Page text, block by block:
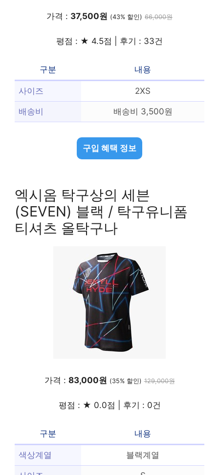
가격 : 37,500원 (43% 할인) 66,000원
평점 : ★ 4.5점 | 후기 : 33건
구분 내용
사이즈 2XS
배송비 배송비 3,500원
구입 혜택 정보
엑시옴 탁구상의 세븐
(SEVEN) 블랙 / 탁구유니폼
티셔츠 올탁구나
가격 : 83,000원 (35% 할인) 129,000원
평점 : ★ 0.0점 | 후기 : 0건
구분 내용
색상계열 블랙계열